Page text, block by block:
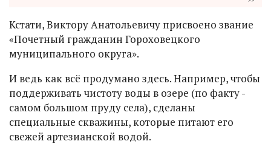
Кстати, Виктору Анатольевичу присвоено звание
«Почетный гражданин Гороховецкого
муниципального округа».
И ведь как всё продумано здесь. Например, чтобы
поддерживать чистоту воды в озере (по факту -
самом большом пруду села), сделаны
специальные скважины, которые питают его
свежей артезианской водой.